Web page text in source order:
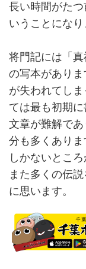
長い時間がた
いうことになり
将門記には「
の写本があり
が失われてし
ては最も初期
文章が難解で
分も多くあり
しかないとこ
また多くの伝
に思います。